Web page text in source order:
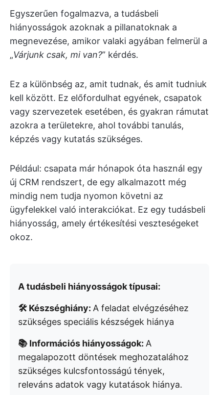
Egyszerűen fogalmazva, a tudásbeli
hiányosságok azoknak a pillanatoknak a
megnevezése, amikor valaki agyában felmerül a
„Várjunk csak, mi van?” kérdés.
Ez a különbség az, amit tudnak, és amit tudniuk
kell között. Ez előfordulhat egyének, csapatok
vagy szervezetek esetében, és gyakran rámutat
azokra a területekre, ahol további tanulás,
képzés vagy kutatás szükséges.
Például: csapata már hónapok óta használ egy
új CRM rendszert, de egy alkalmazott még
mindig nem tudja nyomon követni az
ügyfelekkel való interakciókat. Ez egy tudásbeli
hiányosság, amely értékesítési veszteségeket
okoz.
A tudásbeli hiányosságok típusai:
🛠️ Készséghiány: A feladat elvégzéséhez
szükséges speciális készségek hiánya
📚 Információs hiányosságok: A
megalapozott döntések meghozatalához
szükséges kulcsfontosságú tények,
releváns adatok vagy kutatások hiánya.